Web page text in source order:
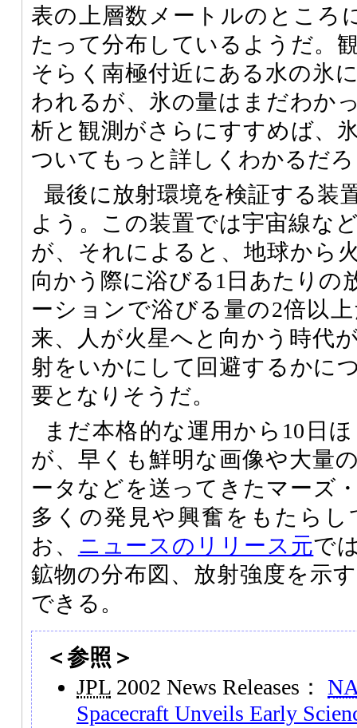
表の上層数メートルのところ
たって分布しているようだ。
そらく南極付近にある水の氷
われるが、氷の量はまだわか
析と観測がさらにすすめば、
ついてもっと詳しくわかるだ
最後に放射環境を検証する装
よう。この装置では宇宙線な
が、それによると、地球から
向かう際に浴びる1日あたりの
ーションで浴びる量の2倍以
来、人が火星へと向かう時代
射をいかにして回避するかに
要となりそうだ。
まだ本格的な運用から10日
が、早くも鮮明な画像や大量
ータなどを送ってきたマーズ
多くの発見や興奮をもたら
お、 ニュースのリリース元で
鉱物の分布図、放射強度を示
できる。
＜参照＞
JPL 2002 News Releases：
Spacecraft Unveils Early